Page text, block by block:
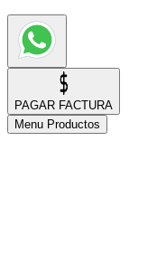
PAGAR FACTURA
Menu Productos